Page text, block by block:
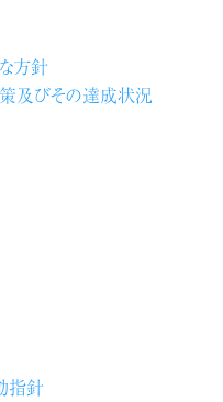
方針
及びその達成状況
指針